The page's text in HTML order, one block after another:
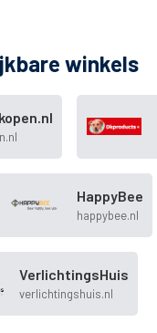
winkels
HappyBee
happybee.nl
VerlichtingsHuis
verlichtingshuis.nl